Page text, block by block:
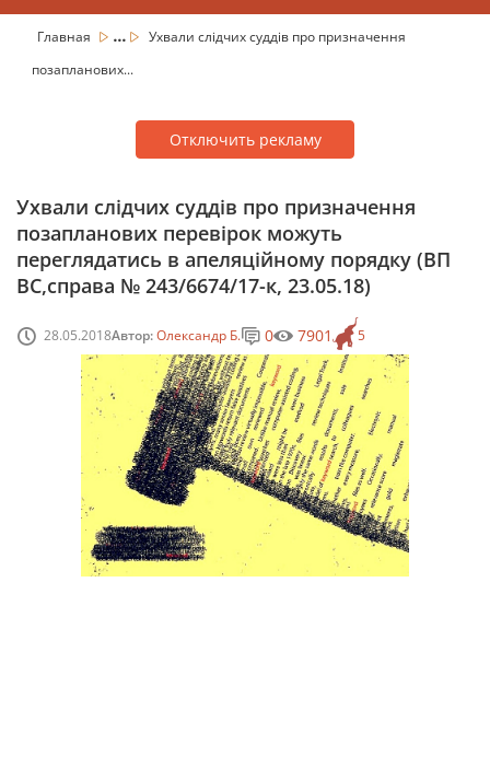
Главная ...
Ухвали слідчих суддів про призначення
позапланових...
Отключить рекламу
Ухвали слідчих суддів про призначення
позапланових перевірок можуть
переглядатись в апеляційному порядку (ВП
ВС,справа № 243/6674/17-к, 23.05.18)
28.05.2018Автор:Олександр Б. 5
0 7901